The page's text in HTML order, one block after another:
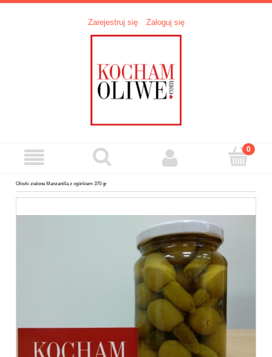
Zarejestruj się Zaloguj się
Oliwki zielone Manzanilla z ogórkiem 370 gr